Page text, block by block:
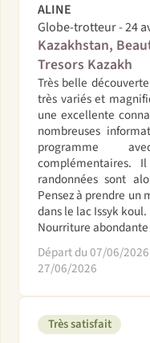
ALINE
Globe-trotteur - 24
Kazakhstan,
Tresors Kazakh
Très belle
très variés et
une excellente
nombreuses
programme
complémentaires.
randonnées sont
Pensez à prendre un
dans le lac Issyk koul.
Nourriture abondante
Départ du 07/06/
27/06/2026
Très satisfait